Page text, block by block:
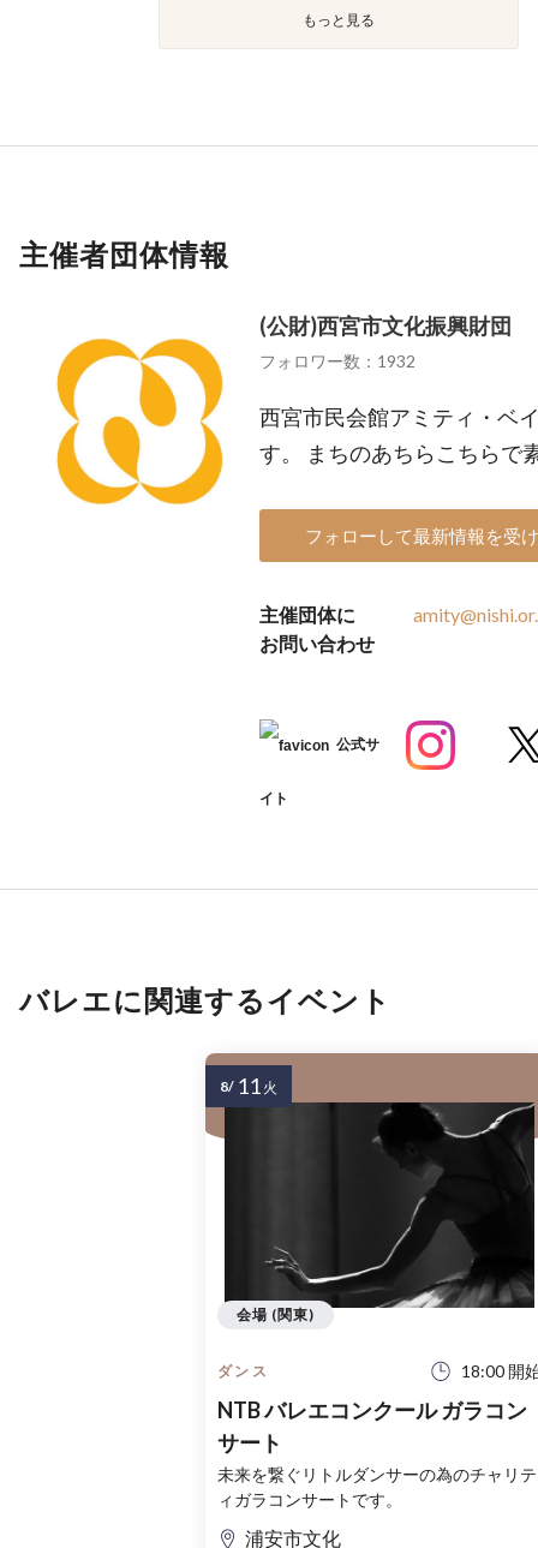
もっと見る
主催者団体情報
(公財)西宮市文化振興財団
フォロワー数：1932
西宮市民会館アミティ・ベ
す。 まちのあちらこちらで
フォローして最新情報を受
主催団体に
お問い合わせ
公式サ
イト
バレエに関連するイベント
ダンス 18:00 開
NTB バレエコンクール ガラコン
サート
未来を繋ぐリトルダンサーの為のチャリテ
ィガラコンサートです。
浦安市文化
会場 (関東)
8/ 11 火